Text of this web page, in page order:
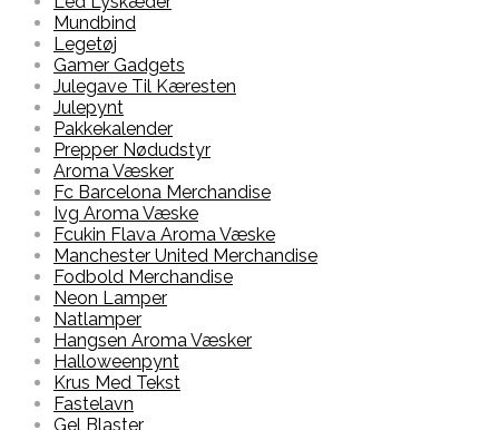
Mundbind
Legetøj
Gamer Gadgets
Julegave Til Kæresten
Julepynt
Pakkekalender
Prepper Nødudstyr
Aroma Væsker
Fc Barcelona Merchandise
Ivg Aroma Væske
Fcukin Flava Aroma Væske
Manchester United Merchandise
Fodbold Merchandise
Neon Lamper
Natlamper
Hangsen Aroma Væsker
Halloweenpynt
Krus Med Tekst
Fastelavn
Gel Blaster